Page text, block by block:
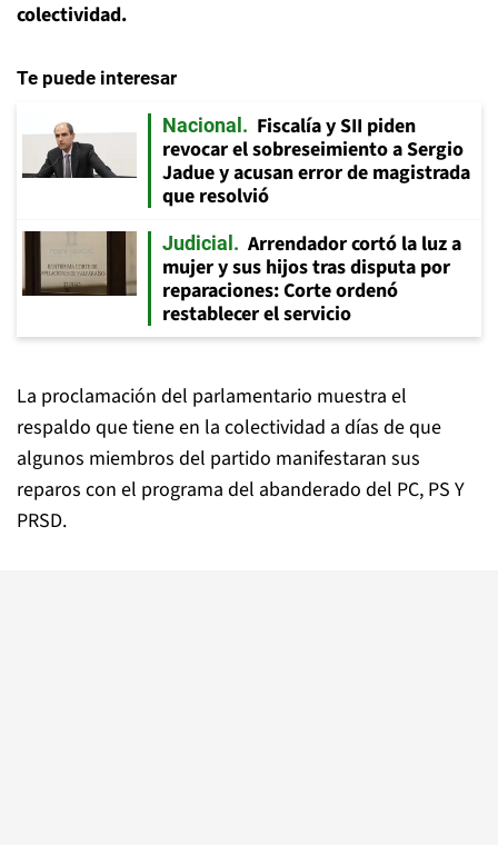
colectividad.
Te puede interesar
Nacional
Fiscalía y SII piden
revocar el sobreseimiento a Sergio
Jadue y acusan error de magistrada
que resolvió
Judicial
Arrendador cortó la luz a
mujer y sus hijos tras disputa por
reparaciones: Corte ordenó
restablecer el servicio
La proclamación del parlamentario muestra el
respaldo que tiene en la colectividad a días de que
algunos miembros del partido manifestaran sus
reparos con el programa del abanderado del PC, PS Y
PRSD.